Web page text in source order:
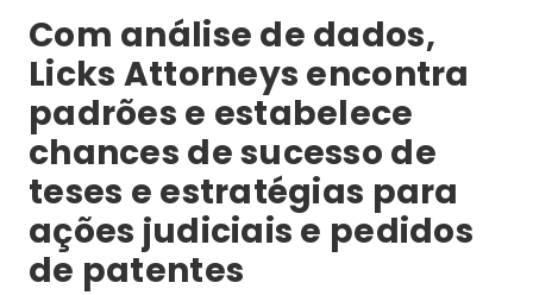
Com análise de dados,
Licks Attorneys encontra
padrões e estabelece
chances de sucesso de
teses e estratégias para
ações judiciais e pedidos
de patentes